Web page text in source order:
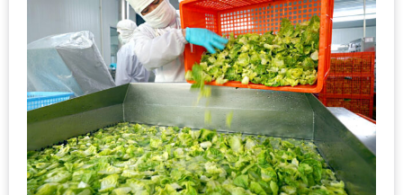
ทำไม
เรา
ไม่
ทำ
อาหาร
ทาน
เอง?